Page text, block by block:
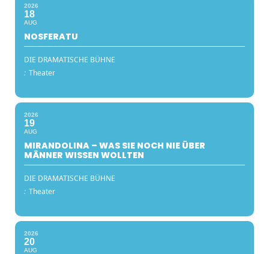
2026
18
AUG
NOSFERATU
DIE DRAMATISCHE BÜHNE
: Theater
2026
19
AUG
MIRANDOLINA – WAS SIE NOCH NIE ÜBER
MÄNNER WISSEN WOLLTEN
DIE DRAMATISCHE BÜHNE
: Theater
2026
20
AUG